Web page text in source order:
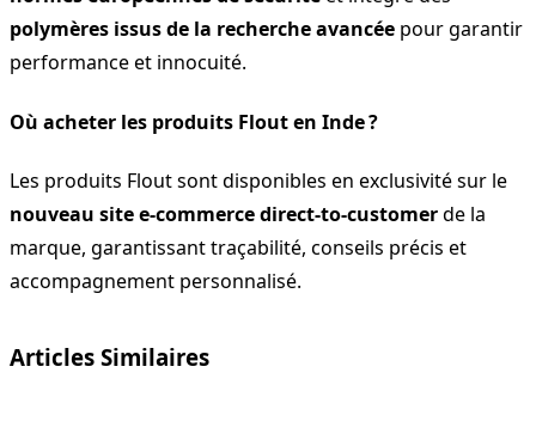
polymères issus de la recherche avancée pour garantir
performance et innocuité.
Où acheter les produits Flout en Inde ?
Les produits Flout sont disponibles en exclusivité sur le
nouveau site e-commerce direct-to-customerde la
marque, garantissant traçabilité, conseils précis et
accompagnement personnalisé.
Articles Similaires